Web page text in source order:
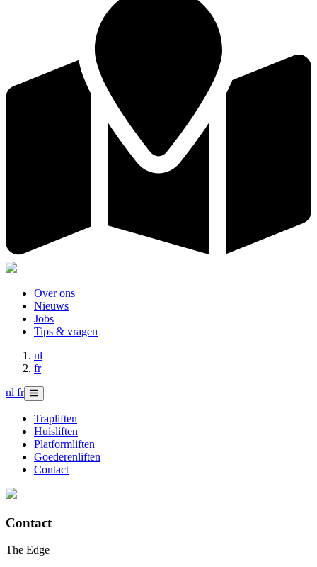
Over ons
Nieuws
Jobs
Tips & vragen
nl
fr
nl fr
Trapliften
Huisliften
Platformliften
Goederenliften
Contact
Contact
The Edge